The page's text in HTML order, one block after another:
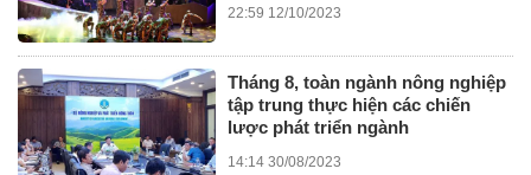
22:59 12/10/2023
Tháng 8, toàn ngành nông nghiệp
tập trung thực hiện các chiến
lược phát triển ngành
14:14 30/08/2023